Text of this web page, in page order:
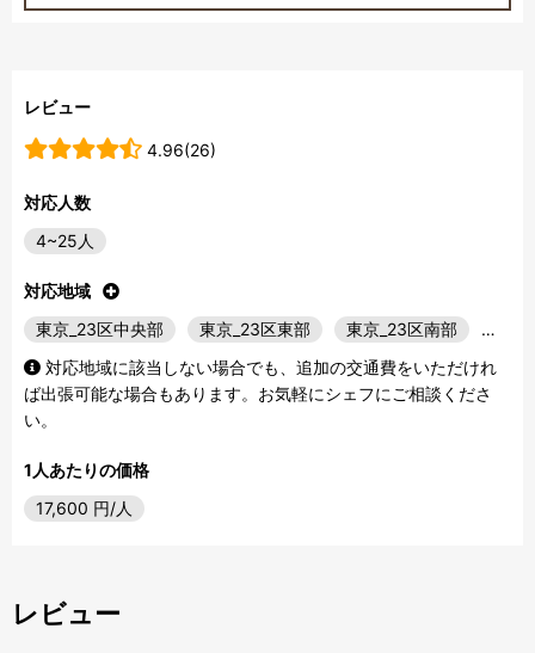
レビュー
4.96(26)
対応人数
4~25人
対応地域
東京_23区中央部
東京_23区東部 東京_23区南部
…
対応地域に該当しない場合でも、追加の交通費をいただけれ
ば出張可能な場合もあります。お気軽にシェフにご相談くださ
い。
1人あたりの価格
17,600 円/人
レビュー